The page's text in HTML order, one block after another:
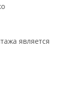
является